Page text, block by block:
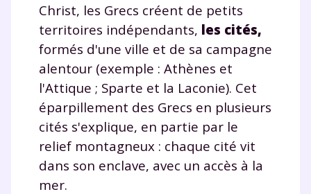
Christ, les Grecs créent de petits
territoires indépendants, les cités,
formés d'une ville et de sa campagne
alentour (exemple : Athènes et
l'Attique ; Sparte et la Laconie). Cet
éparpillement des Grecs en plusieurs
cités s'explique, en partie par le
relief montagneux : chaque cité vit
dans son enclave, avec un accès à la
mer.